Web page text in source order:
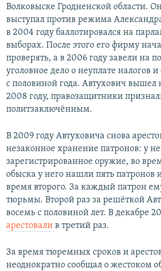
Волковыске Гродненской области.
выступал против режима
в 2004 году баллотировался на
выборах. После этого его фирму
проверять, а в 2006 году завели на
уголовное дело о неуплате налогов
с половиной года. Автухович вышел
2008 году, правозащитники
политзаключённым.
В 2009 году Автуховича снова
незаконное хранение патронов: у
зарегистрированное оружие, во
обыска у него нашли пять патронов
время второго. За каждый патрон
тюрьмы. Второй раз за решёткой
восемь с половиной лет. В декабре
арестовали в третий раз.
За время тюремных сроков и
неоднократно сообщал о жестоком